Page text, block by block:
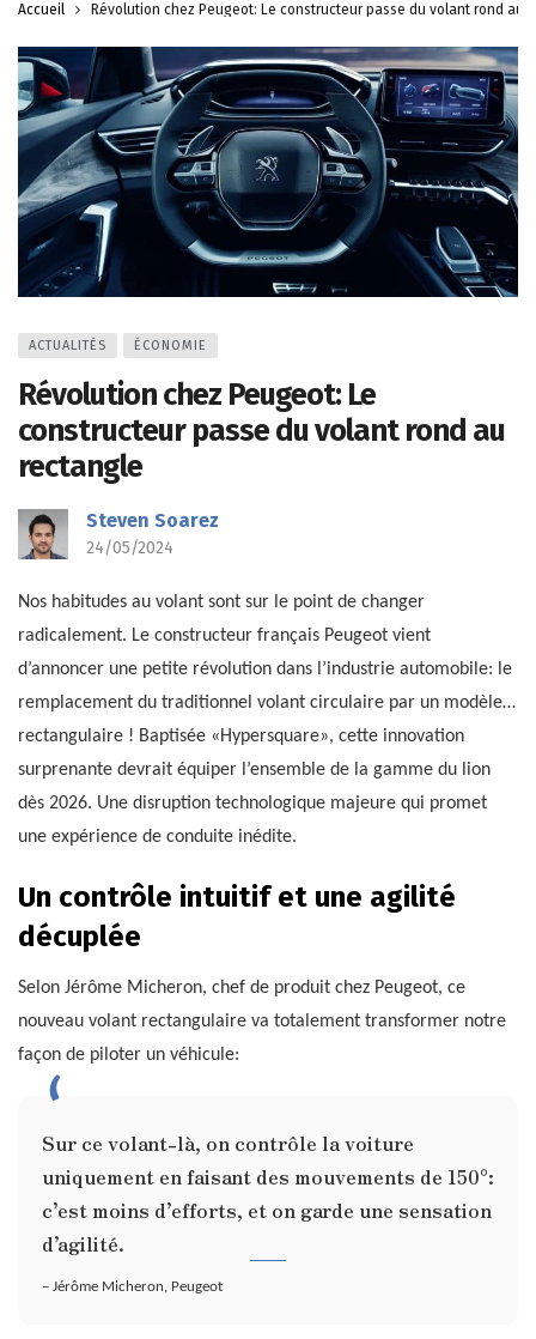
Accueil Révolution chez Peugeot: Le constructeur passe du volant rond au
ACTUALITÉS ÉCONOMIE
Révolution chez Peugeot: Le
constructeur passe du volant rond au
rectangle
Steven Soarez
24/05/2024
Nos habitudes au volant sont sur le point de changer
radicalement. Le constructeur français Peugeot vient
d’annoncer une petite révolution dans l’industrie automobile: le
remplacement du traditionnel volant circulaire par un modèle…
rectangulaire ! Baptisée «Hypersquare», cette innovation
surprenante devrait équiper l’ensemble de la gamme du lion
dès 2026. Une disruption technologique majeure qui promet
une expérience de conduite inédite.
Un contrôle intuitif et une agilité
décuplée
Selon Jérôme Micheron, chef de produit chez Peugeot, ce
nouveau volant rectangulaire va totalement transformer notre
façon de piloter un véhicule:
Sur ce volant-là, on contrôle la voiture
uniquement en faisant des mouvements de 150°:
c’est moins d’efforts, et on garde une sensation
d’agilité.
– Jérôme Micheron, Peugeot